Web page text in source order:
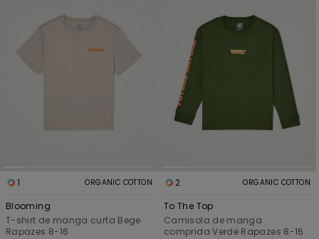
1 ORGANIC COTTON
Blooming
T-shirt de manga curta Bege
Rapazes 8-16
2 ORGANIC COTTON
To The Top
Camisola de manga
comprida Verde Rapazes 8-16